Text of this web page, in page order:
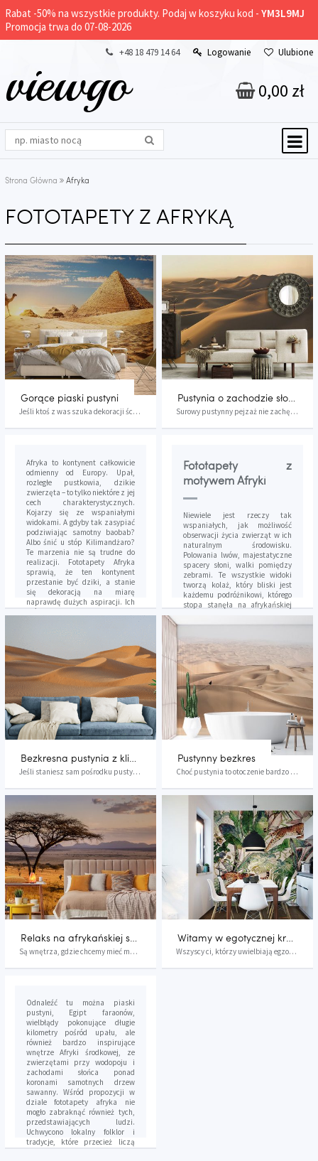
Rabat -50% na wszystkie produkty. Podaj w koszyku kod - YM3L9MJ
Promocja trwa do 07-08-2026
+48 18 479 14 64 Logowanie Ulubione
viewgo 0,00 zł
Strona Główna Afryka
FOTOTAPETY Z AFRYKĄ
Gorące piaski pustyni
Jeśli ktoś z was szuka dekoracji ściennej , któ...
Pustynia o zachodzie słońca
Surowy pustynny pejzaż nie zachęca do spacerów,...
Afryka to kontynent całkowicie
odmienny od Europy. Upał,
rozległe pustkowia, dzikie
zwierzęta – to tylko niektóre z jej
cech charakterystycznych.
Kojarzy się ze wspaniałymi
widokami. A gdyby tak zasypiać
podziwiając samotny baobab?
Albo śnić u stóp Kilimandżaro?
Te marzenia nie są trudne do
realizacji. Fototapety Afryka
sprawią, że ten kontynent
przestanie być dziki, a stanie
się dekoracją na miarę
naprawdę dużych aspiracji. Ich
zróżnicowana stylistyka pozwoli
jak ze swoich snów. Afryka to
zarówno zwierzęta, jak i ludzie
walczą o codzienne
przetrwanie, ale to także
nasycona kolorystyką sawanna,
ze wspaniałymi zachodami
słońca, które są tam niepodobne
do żadnych innych.
Fototapety z
motywem Afryki
Niewiele jest rzeczy tak
wspaniałych, jak możliwość
obserwacji życia zwierząt w ich
naturalnym środowisku.
Polowania lwów, majestatyczne
spacery słoni, walki pomiędzy
zebrami. Te wszystkie widoki
tworzą kolaż, który bliski jest
każdemu podróżnikowi, którego
stopa stanęła na afrykańskiej
ziemi. Te powidoki wyobraźni
wprost przenieść można na
doznania gwarantuje fototapeta
z motywem afrykańskim na
zamówienie. W naszej galerii
inspiracji nie zabrakło miejsca
dla żadnego typu afrykańskiej
codzienności.
Bezkresna pustynia z klimatem
Jeśli staniesz sam pośrodku pustyni, poczujesz ...
Pustynny bezkres
Choć pustynia to otoczenie bardzo nieprzyjazne ...
Relaks na afrykańskiej sawannie
Są wnętrza, gdzie chcemy mieć maksymalnie przyt...
Witamy w egotycznej krainie!
Wszyscy ci, którzy uwielbiają egzotyczne klimat...
Odnaleźć tu można piaski
pustyni, Egipt faraonów,
wielbłądy pokonujące długie
kilometry pośród upału, ale
również bardzo inspirujące
wnętrze Afryki środkowej, ze
zwierzętami przy wodopoju i
zachodami słońca ponad
koronami samotnych drzew
sawanny. Wśród propozycji w
dziale fototapety afryka nie
mogło zabraknąć również tych,
przedstawiających ludzi.
Uchwycono lokalny folklor i
tradycje, które przecież liczą